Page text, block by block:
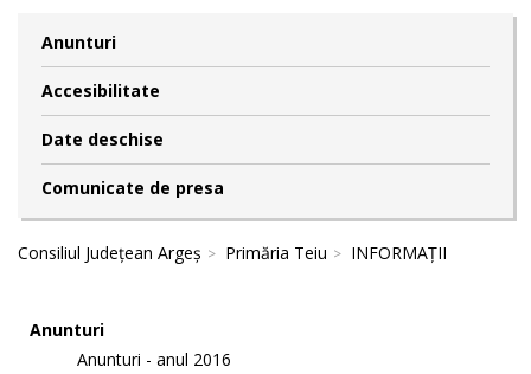
Anunturi
Accesibilitate
Date deschise
Comunicate de presa
Consiliul Județean Argeș Primăria Teiu INFORMAȚII
Anunturi
Anunturi - anul 2016